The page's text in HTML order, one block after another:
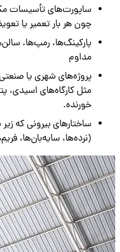
ساپورت‌های تأسیسات
چون هر بار تعمیر یا
پارکینگ‌ها، رمپ‌ها،
مداوم
پروژه‌های شهری یا
مثل کارگاه‌های اسیدی،
خورنده.
ساختارهای بیرونی که
(نرده‌ها، سایه‌بان‌ها،